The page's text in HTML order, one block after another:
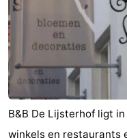
B&B De Lijsterhof ligt
winkels en restaurants